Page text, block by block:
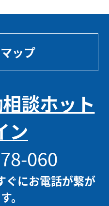
ップ
談ホット
ン
060
ぐにお電話が繋が
。